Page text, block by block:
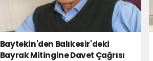
Baytekin'den Balıkesir'deki
Bayrak Mitingine Davet Çağrısı